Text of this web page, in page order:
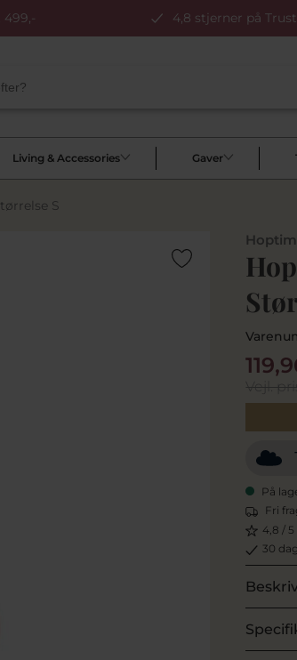
499,- 4,8 stjerner på
Living & Accessories Gaver
S
Vejl.
På
Fri
4,8 /
30